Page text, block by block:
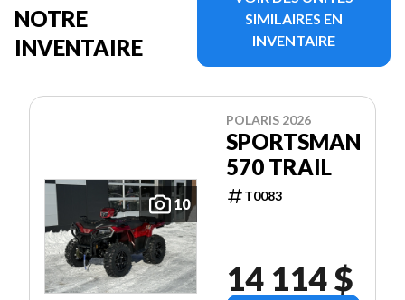
NOTRE
INVENTAIRE
SIMILAIRES EN
INVENTAIRE
10
POLARIS 2026
SPORTSMAN
570 TRAIL
T0083
14 114 $